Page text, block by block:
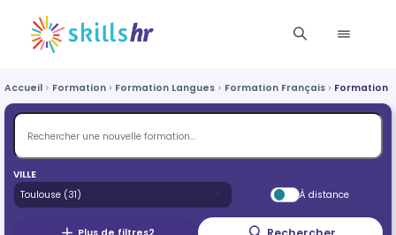
Accueil Formation Formation Langues Formation Français Formation
VILLE
À distance